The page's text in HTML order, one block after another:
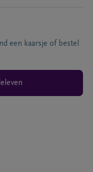
een kaarsje of bestel